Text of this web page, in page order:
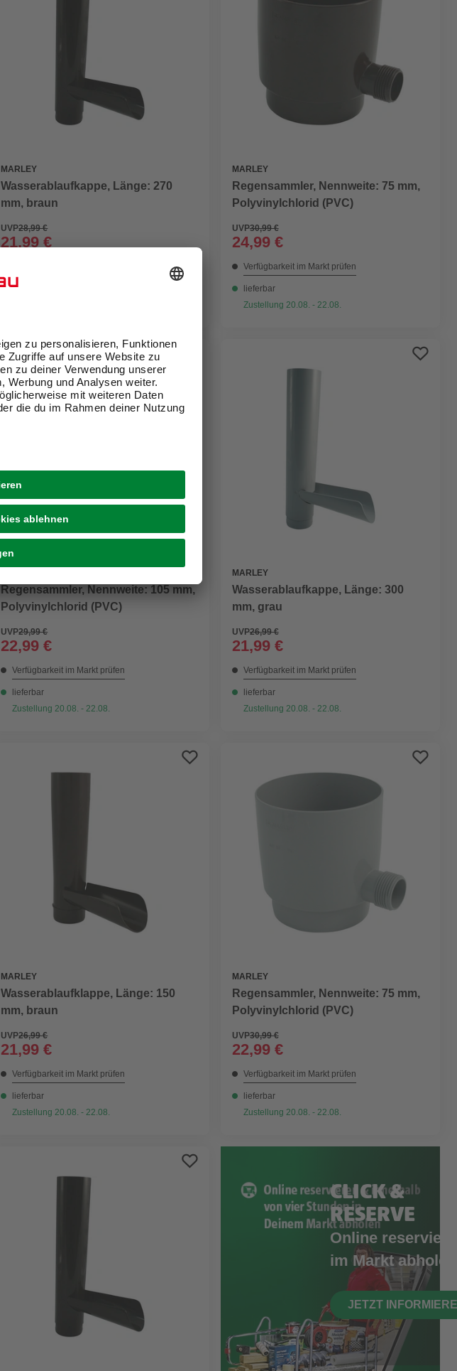
MARLEY
Wasserablaufkappe, Länge: 270
mm, braun
UVP28,99 €
21,99 €
lieferbar
MARLEY
Regensammler, Nennweite: 75 mm,
Polyvinylchlorid (PVC)
UVP30,99 €
24,99 €
Verfügbarkeit im Markt prüfen
lieferbar
Zustellung 20.08. - 22.08.
Regensammler, Nennweite: 105 mm,
Polyvinylchlorid (PVC)
UVP29,99 €
22,99 €
Verfügbarkeit im Markt prüfen
lieferbar
Zustellung 20.08. - 22.08.
MARLEY
Wasserablaufkappe, Länge: 300
mm, grau
UVP26,99 €
21,99 €
Verfügbarkeit im Markt prüfen
lieferbar
Zustellung 20.08. - 22.08.
MARLEY
Wasserablaufklappe, Länge: 150
mm, braun
UVP26,99 €
21,99 €
Verfügbarkeit im Markt prüfen
lieferbar
Zustellung 20.08. - 22.08.
MARLEY
Regensammler, Nennweite: 75 mm,
Polyvinylchlorid (PVC)
UVP30,99 €
22,99 €
Verfügbarkeit im Markt prüfen
lieferbar
Zustellung 20.08. - 22.08.
CLICK &
RESERVE
Online
im Markt abholen
JETZT